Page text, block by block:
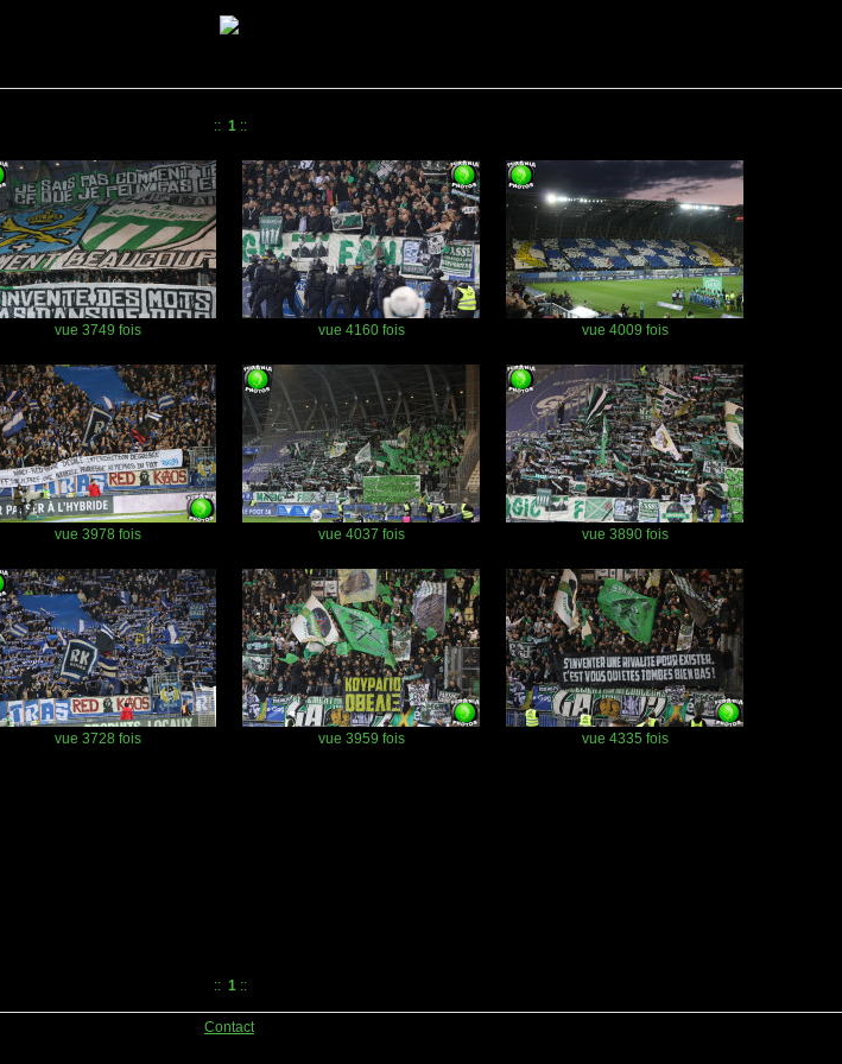
:: 1::
vue 3749 fois vue 4160 fois vue 4009 fois
vue 3978 fois vue 4037 fois vue 3890 fois
vue 3728 fois vue 3959 fois vue 4335 fois
:: 1::
Contact